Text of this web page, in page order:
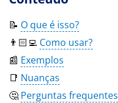
📝 O que é isso?
👨🏻‍💻 Como usar?
📰 Exemplos
📑 Nuanças
🤔 Perguntas frequentes